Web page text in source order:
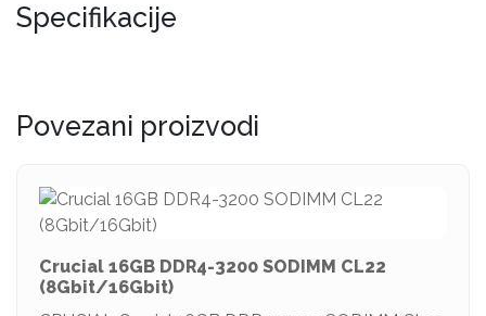
Specifikacije
Povezani proizvodi
Crucial 16GB DDR4-3200 SODIMM CL22
(8Gbit/16Gbit)